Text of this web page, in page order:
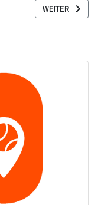
IN WANGEN
NÄCHSTER
WEITER